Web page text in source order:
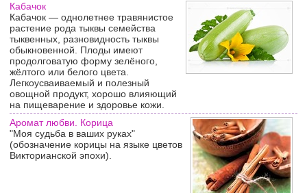
Кабачок
Кабачок — однолетнее травянистое
растение рода тыквы семейства
тыквенных, разновидность тыквы
обыкновенной. Плоды имеют
продолговатую форму зелёного,
жёлтого или белого цвета.
Легкоусваиваемый и полезный
овощной продукт, хорошо влияющий
на пищеварение и здоровье кожи.
Аромат любви. Корица
"Моя судьба в ваших руках"
(обозначение корицы на языке цветов
Викторианской эпохи).